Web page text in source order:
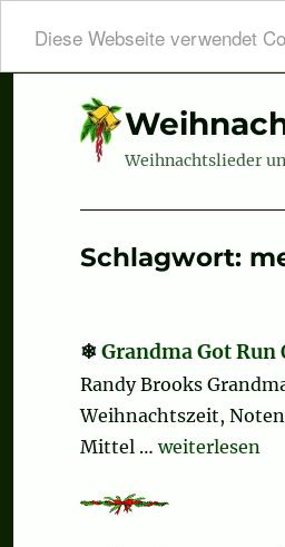
Diese Webseite verwendet
Weihnachtslieder
Schlagwort:
Grandma Got Run
Randy Brooks
Weihnachtszeit,
Mittel …„Grandma
weiterlesen